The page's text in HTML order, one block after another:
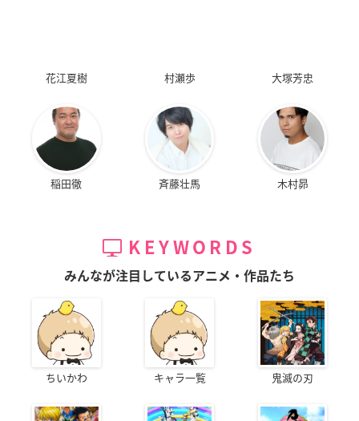
花江夏樹 村瀬歩 大塚芳忠
稲田徹 斉藤壮馬 木村昴
KEYWORDS
みんなが注目しているアニメ・作品たち
ちいかわ キャラ一覧 鬼滅の刃